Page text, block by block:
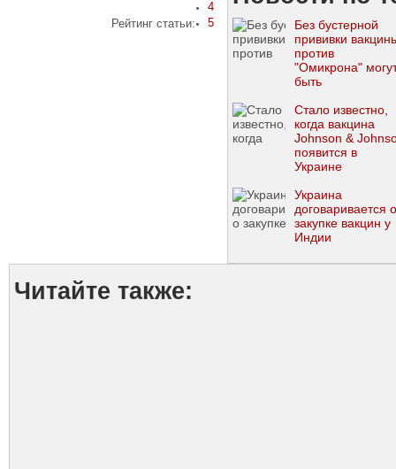
Рейтинг статьи:
4
5
Без бустерной
прививки
против
"Омикрона"
быть
- ученые
Стало известно,
когда вакцина
Johnson &
появится в
Украине
Украина
договаривается о
закупке вакцин у
Индии
Читайте также: